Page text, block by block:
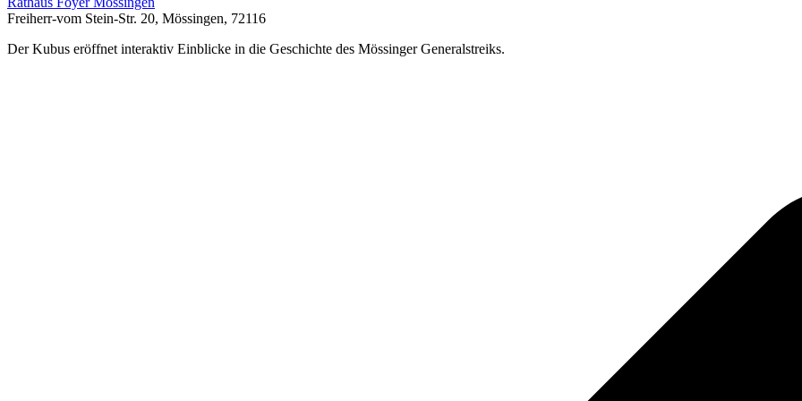
Freiherr-vom Stein-Str. 20, Mössingen, 72116
Der Kubus eröffnet interaktiv Einblicke in die Geschichte des Mössinger Generalstreiks.